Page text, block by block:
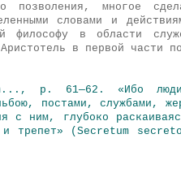
позволения, многое
словами и
философу в области
Аристотель в первой части
p. 61—62. «Ибо люди
постами, службами,
с ним, глубоко
и трепет» (Secretum